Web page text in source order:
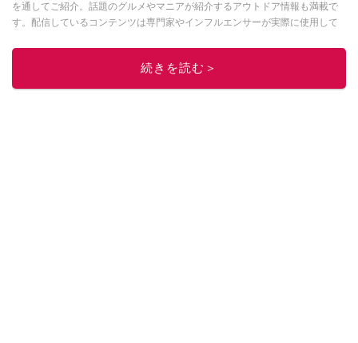
を通してご紹介。話題のグルメやマニアが紹介するアウトドア情報も満載で
す。配信しているコンテンツは専門家やインフルエンサーが実際に使用して
ニュースでフォロー
続きを読む＞